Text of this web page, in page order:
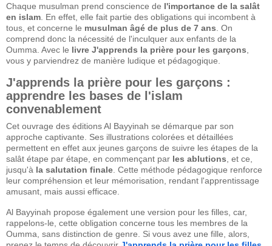
Chaque musulman prend conscience de l'importance de la salât
en islam . En effet, elle fait partie des obligations qui incombent à
tous, et concerne le musulman âgé de plus de 7 ans . On
comprend donc la nécessité de l'inculquer aux enfants de la
Oumma. Avec le livre J'apprends la prière pour les garçons
vous y parviendrez de manière ludique et pédagogique.
J'apprends la prière pour les garçons :
apprendre les bases de l'islam
convenablement
Cet ouvrage des éditions Al Bayyinah se démarque par son
approche captivante. Ses illustrations colorées et détaillées
permettent en effet aux jeunes garçons de suivre les étapes de la
salât étape par étape, en commençant par les ablutions , et ce,
jusqu'à la salutation finale . Cette méthode pédagogique renforce
leur compréhension et leur mémorisation, rendant l'apprentissage
amusant, mais aussi efficace.
Al Bayyinah propose également une version pour les filles, car,
rappelons-le, cette obligation concerne tous les membres de la
Oumma, sans distinction de genre. Si vous avez une fille, alors,